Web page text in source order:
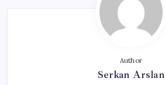
Author
Serkan Arslan